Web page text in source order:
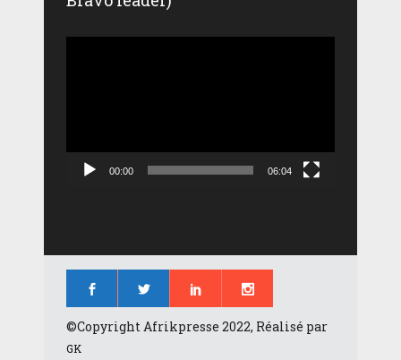
00:00 06:04
©Copyright Afrikpresse 2022, Réalisé par
GK